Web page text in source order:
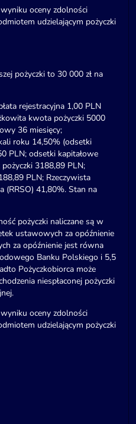
oceny zdolności
udzielającym pożyczki
pożyczki to 30 000 zł na
rejestracyjna 1,00 PLN
kwota pożyczki 5000
36 miesięcy;
roku 14,50% (odsetki
PLN; odsetki kapitałowe
3188,89 PLN;
PLN; Rzeczywista
(RRSO) 41,80%. Stan na
pożyczki naliczane są w
ustawowych za opóźnienie
za opóźnienie jest równa
Banku Polskiego i 5,5
Pożyczkobiorca może
niespłaconej pożyczki
oceny zdolności
udzielającym pożyczki